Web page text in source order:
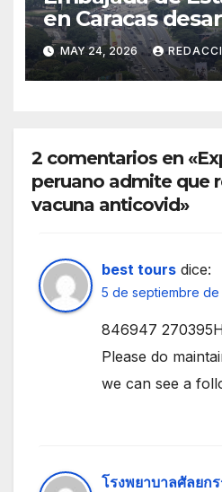
en Caracas
simulacro aéreo
evacuación y
MAY 24, 2026
2 comentarios en
peruano admite que
vacuna anticovid»
best tours dice:
5 de septiembre de
846947
Please do
we can see a
โรงพยาบาลศัลยก